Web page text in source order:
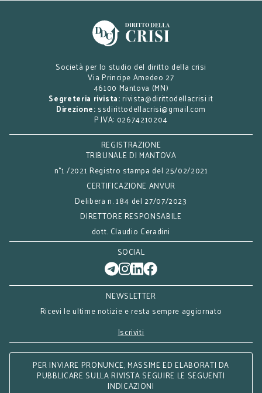
Società per lo studio del diritto della crisi
Via Principe Amedeo 27
46100 Mantova (MN)
Segreteria rivista: rivista@dirittodellacrisi.it
Direzione: ssdirittodellacrisi@gmail.com
P.IVA: 02674210204
REGISTRAZIONE
TRIBUNALE DI MANTOVA
n°1 /2021 Registro stampa del 25/02/2021
CERTIFICAZIONE ANVUR
Delibera n. 184 del 27/07/2023
DIRETTORE RESPONSABILE
dott. Claudio Ceradini
SOCIAL
NEWSLETTER
Ricevi le ultime notizie e resta sempre aggiornato
Iscriviti
PER INVIARE PRONUNCE, MASSIME ED ELABORATI DA
PUBBLICARE SULLA RIVISTA SEGUIRE LE SEGUENTI
INDICAZIONI